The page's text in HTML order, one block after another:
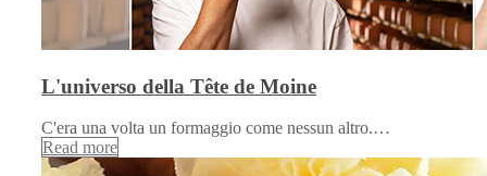
L'universo della Tête de Moine
C'era una volta un formaggio come nessun altro.…
Read more